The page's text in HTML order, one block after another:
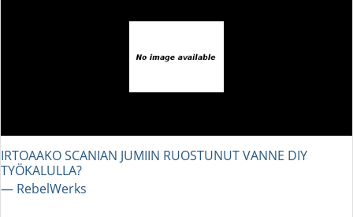
IRTOAAKO SCANIAN JUMIIN RUOSTUNUT VANNE DIY
TYÖKALULLA?
― RebelWerks